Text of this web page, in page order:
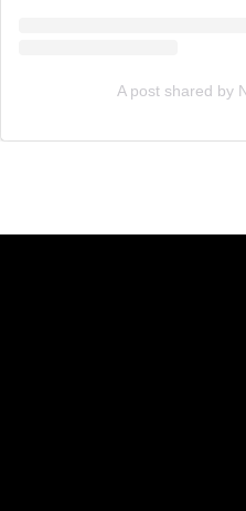
A post shared by